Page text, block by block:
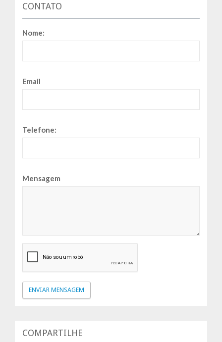
CONTATO
Nome:
Email
Telefone:
Mensagem
COMPARTILHE